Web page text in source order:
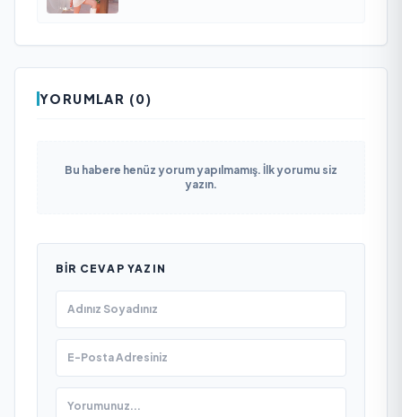
YORUMLAR (0)
Bu habere henüz yorum yapılmamış. İlk yorumu siz
yazın.
BIR CEVAP YAZIN